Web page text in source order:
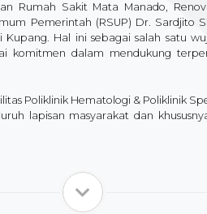
Rumah Sakit Mata Manado,
Pemerintah (RSUP) Dr. Sardjito
Hal ini sebagai salah satu
komitmen dalam mendukung
Poliklinik Hematologi & Poliklinik
lapisan masyarakat dan